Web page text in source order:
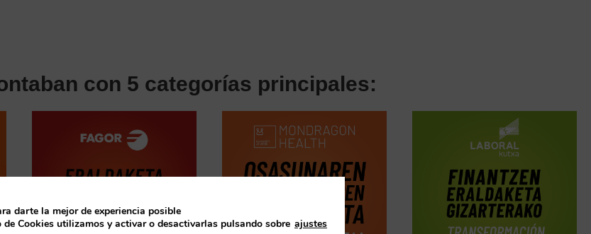
con 5 categorías principales:
darte la mejor de experiencia posible
de Cookies utilizamos y activar o desactivarlas pulsando sobre ajustes